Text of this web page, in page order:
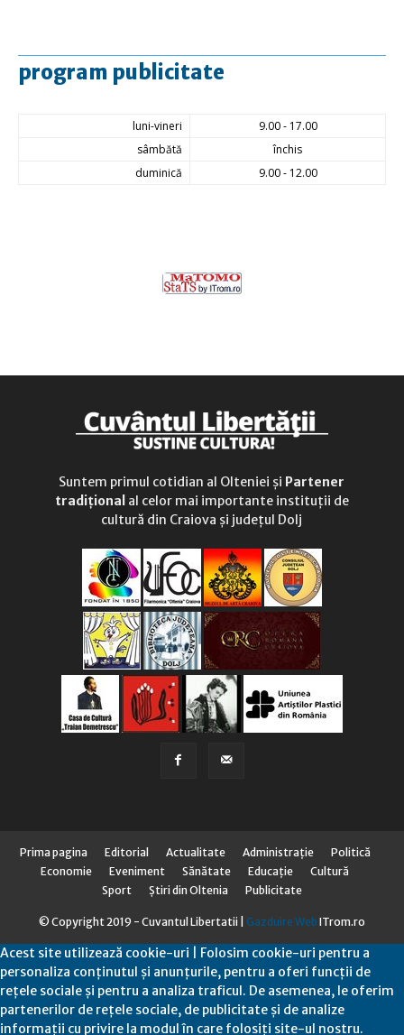
program publicitate
luni-vineri
9.00 - 17.00
sâmbătă
închis
duminică
9.00 - 12.00
Suntem primul cotidian al Olteniei și Partener
tradițional al celor mai importante instituții de
cultură din Craiova și județul Dolj
Prima pagina Editorial Actualitate Administraţie
Politică
Economie
Eveniment Sănătate Educaţie
Cultură
Sport
Știri din Oltenia Publicitate
© Copyright 2019 - Cuvantul Libertatii | Gazduire Web ITrom.ro
Acest site utilizează cookie-uri | Folosim cookie-uri pentru a
personaliza conținutul și anunțurile, pentru a oferi funcții de
rețele sociale și pentru a analiza traficul. De asemenea, le oferim
partenerilor de rețele sociale, de publicitate și de analize
informații cu privire la modul în care folosiți site-ul nostru.